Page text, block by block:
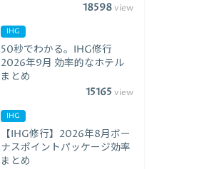
18598view
IHG
50秒でわかる。IHG修行
2026年9月 効率的なホテル
まとめ
15165 view
IHG
【IHG修行】2026年8月ボー
ナスポイントパッケージ効率
まとめ